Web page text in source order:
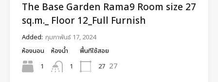
The Base Garden Rama9 Room size 27
sq.m._ Floor 12_Full Furnish
Added: กุมภาพันธ์ 17, 2024
ห้องนอน
1
ห้องน้ำ
1
พื้นทีใช้สอย
27 27